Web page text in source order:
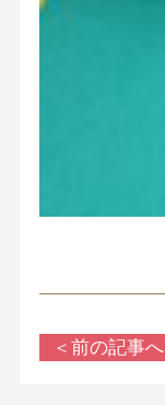
＜前の記事へ